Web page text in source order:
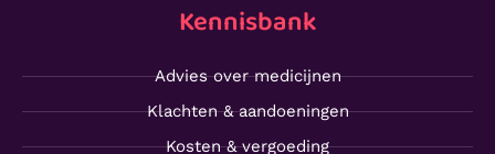
Kennisbank
Advies over medicijnen
Klachten & aandoeningen
Kosten & vergoeding